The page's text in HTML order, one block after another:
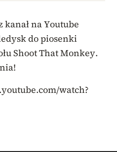
kanał na Youtube
do piosenki
Shoot That Monkey.
watch?